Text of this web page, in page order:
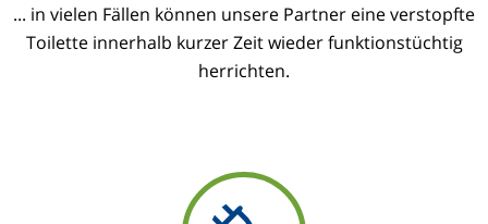
... in vielen Fällen können unsere Partner eine verstopfte
Toilette innerhalb kurzer Zeit wieder funktionstüchtig
herrichten.